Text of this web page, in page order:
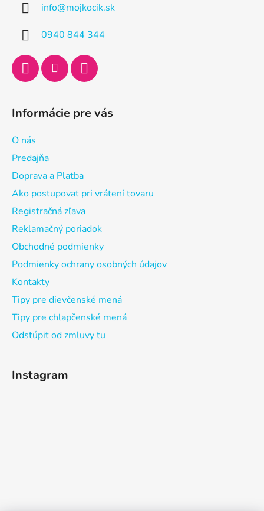
info@mojkocik.sk
0940 844 344
Informácie pre vás
O nás
Predajňa
Doprava a Platba
Ako postupovať pri vrátení tovaru
Registračná zľava
Reklamačný poriadok
Obchodné podmienky
Podmienky ochrany osobných údajov
Kontakty
Tipy pre dievčenské mená
Tipy pre chlapčenské mená
Odstúpiť od zmluvy tu
Instagram